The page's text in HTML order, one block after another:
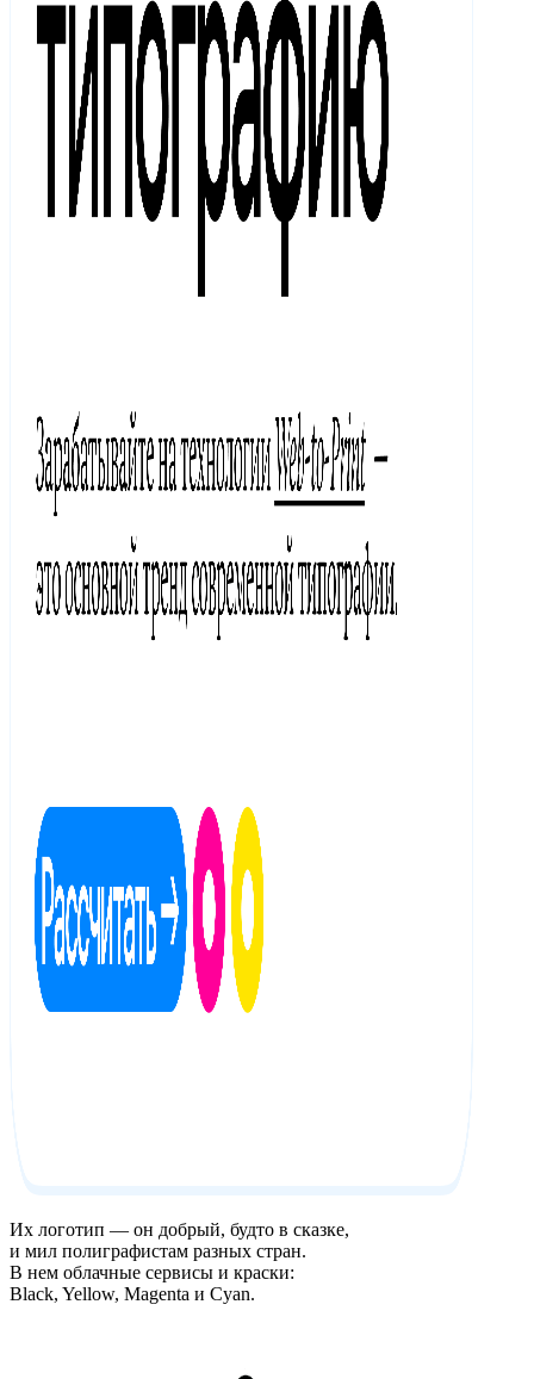
Их логотип — он добрый, будто в сказке,
и мил полиграфистам разных стран.
В нем облачные сервисы и краски:
Black, Yellow, Magenta и Cyan.